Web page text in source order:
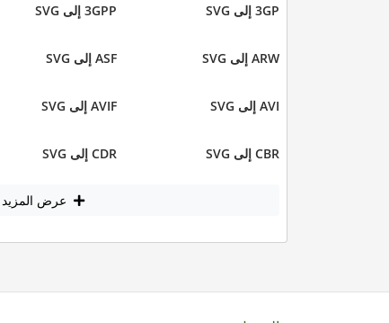
3GP إلى SVG 3GPP إلى SVG
ARW إلى SVG ASF إلى SVG
AVI إلى SVG AVIF إلى SVG
CBR إلى SVG CDR إلى SVG
عرض المزيد